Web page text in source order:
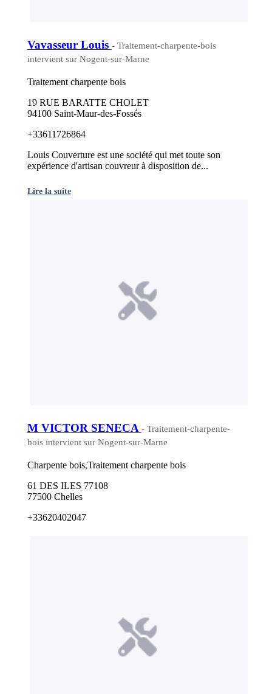
Vavasseur Louis - Traitement-charpente-bois
intervient sur Nogent-sur-Marne
Traitement charpente bois
19 RUE BARATTE CHOLET
94100 Saint-Maur-des-Fossés
+33611726864
Louis Couverture est une société qui met toute son
expérience d'artisan couvreur à disposition de...
Lire la suite
M VICTOR SENECA - Traitement-charpente-
bois intervient sur Nogent-sur-Marne
Charpente bois,Traitement charpente bois
61 DES ILES 77108
77500 Chelles
+33620402047